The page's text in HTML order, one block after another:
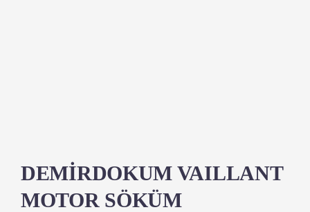
DEMİRDOKUM VAILLANT
MOTOR SÖKÜM